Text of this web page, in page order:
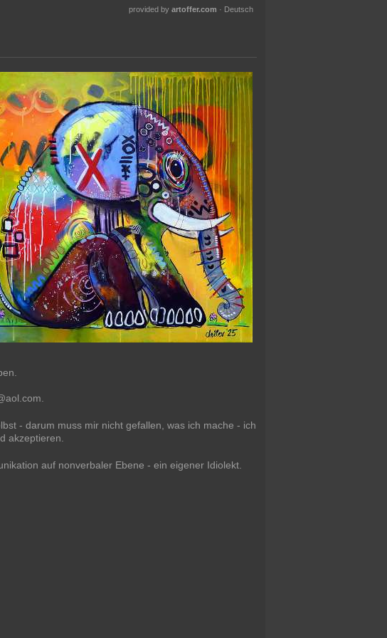
provided by artoffer.com · Deutsch
- darum muss mir nicht gefallen, was ich mache - ich
akzeptieren.
auf nonverbaler Ebene - ein eigener Idiolekt.